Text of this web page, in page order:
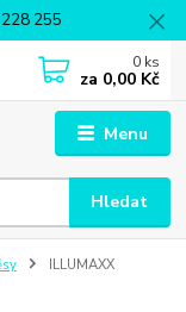
255
Menu
Hledat
0 ks
za 0,00 Kč
ILLUMAXX